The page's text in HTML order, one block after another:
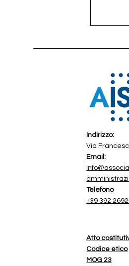
Indirizzo:
Via
Email:
Telefono
+39 392
Atto
Codice etico
MOG 23